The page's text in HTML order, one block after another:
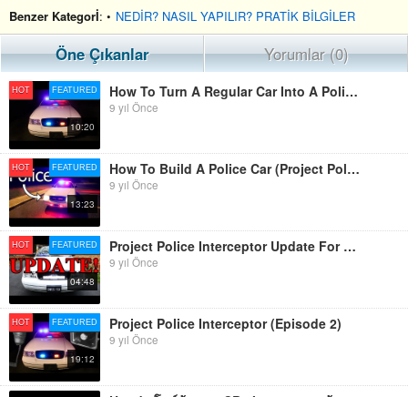
Benzer Kategorİ: • NEDİR? NASIL YAPILIR? PRATİK BİLGİLER
Öne Çıkanlar Yorumlar (0)
HOT FEATURED
10:20
How To Turn A Regular Car Into A Police Car (Episode 1 Project Police Interceptor)
9 yıl Önce
HOT FEATURED
13:23
How To Build A Police Car (Project Police Interceptor)
9 yıl Önce
HOT FEATURED
04:48
Project Police Interceptor Update For Episode 3 And 4
9 yıl Önce
HOT FEATURED
19:12
Project Police Interceptor (Episode 2)
9 yıl Önce